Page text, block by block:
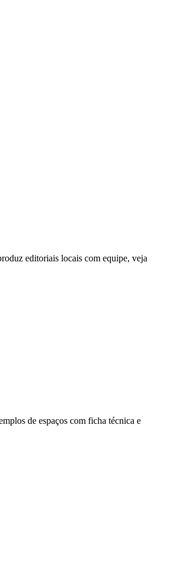
editoriais locais com equipe, veja
de espaços com ficha técnica e